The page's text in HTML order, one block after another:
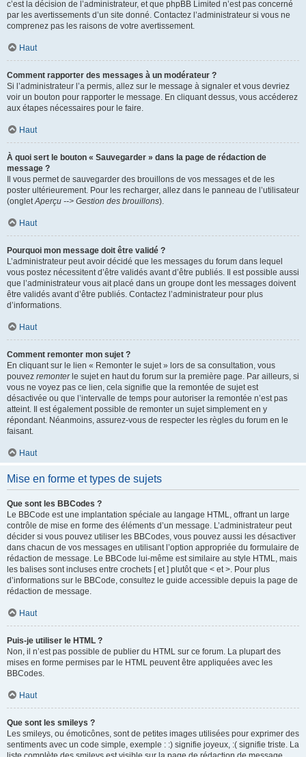
c’est la décision de l’administrateur, et que phpBB Limited n’est pas concerné
par les avertissements d’un site donné. Contactez l’administrateur si vous ne
comprenez pas les raisons de votre avertissement.
Haut
Comment rapporter des messages à un modérateur ?
Si l’administrateur l’a permis, allez sur le message à signaler et vous devriez
voir un bouton pour rapporter le message. En cliquant dessus, vous accéderez
aux étapes nécessaires pour le faire.
Haut
À quoi sert le bouton « Sauvegarder » dans la page de rédaction de
message ?
Il vous permet de sauvegarder des brouillons de vos messages et de les
poster ultérieurement. Pour les recharger, allez dans le panneau de l’utilisateur
(ongletAperçu --> Gestion des brouillons).
Haut
Pourquoi mon message doit être validé ?
L’administrateur peut avoir décidé que les messages du forum dans lequel
vous postez nécessitent d’être validés avant d’être publiés. Il est possible aussi
que l’administrateur vous ait placé dans un groupe dont les messages doivent
être validés avant d’être publiés. Contactez l’administrateur pour plus
d’informations.
Haut
Comment remonter mon sujet ?
En cliquant sur le lien « Remonter le sujet » lors de sa consultation, vous
pouvez remonterle sujet en haut du forum sur la première page. Par ailleurs, si
vous ne voyez pas ce lien, cela signifie que la remontée de sujet est
désactivée ou que l’intervalle de temps pour autoriser la remontée n’est pas
atteint. Il est également possible de remonter un sujet simplement en y
répondant. Néanmoins, assurez-vous de respecter les règles du forum en le
faisant.
Haut
Mise en forme et types de sujets
Que sont les BBCodes ?
Le BBCode est une implantation spéciale au langage HTML, offrant un large
contrôle de mise en forme des éléments d’un message. L’administrateur peut
décider si vous pouvez utiliser les BBCodes, vous pouvez aussi les désactiver
dans chacun de vos messages en utilisant l’option appropriée du formulaire de
rédaction de message. Le BBCode lui-même est similaire au style HTML, mais
les balises sont incluses entre crochets [ et ] plutôt que < et >. Pour plus
d’informations sur le BBCode, consultez le guide accessible depuis la page de
rédaction de message.
Haut
Puis-je utiliser le HTML ?
Non, il n’est pas possible de publier du HTML sur ce forum. La plupart des
mises en forme permises par le HTML peuvent être appliquées avec les
BBCodes.
Haut
Que sont les smileys ?
Les smileys, ou émoticônes, sont de petites images utilisées pour exprimer des
sentiments avec un code simple, exemple : :) signifie joyeux, :( signifie triste. La